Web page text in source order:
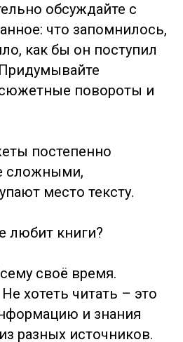
обсуждайте с
что запомнилось,
как бы он поступил
повороты и
постепенно
сложными,
место тексту.
любит книги?
своё время.
хотеть читать – это
и знания
разных источников.